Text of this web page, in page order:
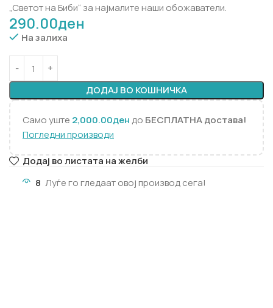
„Светот на Биби“ за најмалите наши обожаватели.
290.00ден
На залиха
ДОДАЈ ВО КОШНИЧКА
Само уште 2,000.00дендо БЕСПЛАТНА достава!
Погледни производи
Додај во листата на желби
8 Луѓе го гледаат овој производ сега!